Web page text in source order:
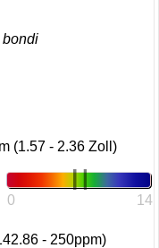
bondi
(1.57 - 2.36 Zoll)
0 14
- 250ppm)